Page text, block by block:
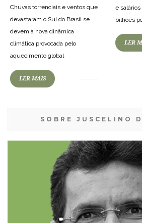
Chuvas torrenciais e ventos que
devastaram o Sul do Brasil se
devem à nova dinâmica
climática provocada pelo
aquecimento global
LER MAIS
e
bilhões
LER
SOBRE JUSCELINO